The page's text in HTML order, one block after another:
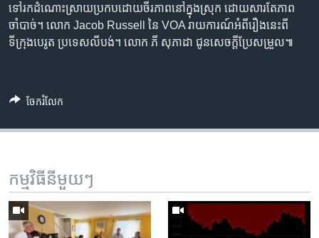
រកទៅរកដំណោះស្រាយប្រកបដោយចីរភាពនៅក្នុងស្រុក ដោយសារតែភាព
ចាំបាច់។ លោក Jacob Russell នៃ VOA រាយការណ៍អំពីរឿងនេះពី
ទីក្រុងបេរូត ប្រទេសលីបង់។ លោក ភី សុភាដា ជូនសេចក្តីប្រែសម្រួល៕
ចែករំលែក
កម្មវិធី​នីមួយៗ